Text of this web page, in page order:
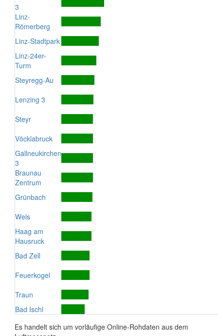
3
Linz-
Römerberg
Linz-Stadtpark
Linz-24er-
Turm
Steyregg-Au
Lenzing 3
Steyr
Vöcklabruck
Gallneukirchen
3
Braunau
Zentrum
Grünbach
Wels
Haag am
Hausruck
Bad Zell
Feuerkogel
Traun
Bad Ischl
Es handelt sich um vorläufige Online-Rohdaten aus dem